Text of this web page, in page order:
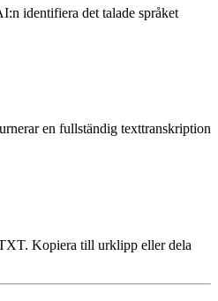
identifiera det talade språket
en fullständig texttranskription
Kopiera till urklipp eller dela